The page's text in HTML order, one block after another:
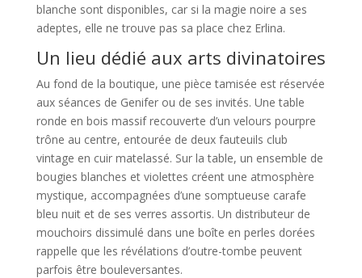
blanche sont disponibles, car si la magie noire a ses
adeptes, elle ne trouve pas sa place chez Erlina.
Un lieu dédié aux arts divinatoires
Au fond de la boutique, une pièce tamisée est réservée
aux séances de Genifer ou de ses invités. Une table
ronde en bois massif recouverte d’un velours pourpre
trône au centre, entourée de deux fauteuils club
vintage en cuir matelassé. Sur la table, un ensemble de
bougies blanches et violettes créent une atmosphère
mystique, accompagnées d’une somptueuse carafe
bleu nuit et de ses verres assortis. Un distributeur de
mouchoirs dissimulé dans une boîte en perles dorées
rappelle que les révélations d’outre-tombe peuvent
parfois être bouleversantes.